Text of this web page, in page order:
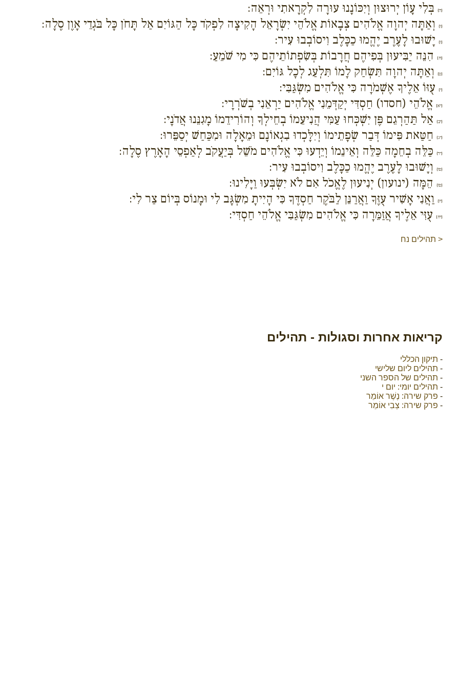
{ה} בְּלִי עָוֹן יְרוּצוּן וְיִכּוֹנָנוּ עוּרָה לִקְרָאתִי וּרְאֵה:
{ו} וְאַתָּה יְהוָה אֱלֹהִים צְבָאוֹת אֱלֹהֵי יִשְׂרָאֵל הָקִיצָה לִפְקֹד כָּל הַגּוֹיִם אַל תָּחֹן כָּל בֹּגְדֵי אָוֶן סֶלָה:
{ז} יָשׁוּבוּ לָעֶרֶב יֶהֱמוּ כַכָּלֶב וִיסוֹבְבוּ עִיר:
{ח} הִנֵּה יַבִּיעוּן בְּפִיהֶם חֲרָבוֹת בְּשִׂפְתוֹתֵיהֶם כִּי מִי שֹׁמֵעַ:
{ט} וְאַתָּה יְהוָה תִּשְׂחַק לָמוֹ תִּלְעַג לְכָל גּוֹיִם:
{י} עֻזּוֹ אֵלֶיךָ אֶשְׁמֹרָה כִּי אֱלֹהִים מִשְׂגַּבִּי:
{יא} אֱלֹהֵי (חסדו) חַסְדִּי יְקַדְּמֵנִי אֱלֹהִים יַרְאֵנִי בְשֹׁרְרָי:
{יב} אַל תַּהַרְגֵם פֶּן יִשְׁכְּחוּ עַמִּי הֲנִיעֵמוֹ בְחֵילְךָ וְהוֹרִידֵמוֹ מָגִנֵּנוּ אֲדֹנָי:
{יג} חַטַּאת פִּימוֹ דְּבַר שְׂפָתֵימוֹ וְיִלָּכְדוּ בִגְאוֹנָם וּמֵאָלָה וּמִכַּחַשׁ יְסַפֵּרוּ:
{יד} כַּלֵּה בְחֵמָה כַּלֵּה וְאֵינֵמוֹ וְיֵדְעוּ כִּי אֱלֹהִים מֹשֵׁל בְּיַעֲקֹב לְאַפְסֵי הָאָרֶץ סֶלָה:
{טו} וְיָשׁוּבוּ לָעֶרֶב יֶהֱמוּ כַכָּלֶב וִיסוֹבְבוּ עִיר:
{טז} הֵמָּה (ינועון) יְנִיעוּן לֶאֱכֹל אִם לֹא יִשְׂבְּעוּ וַיָּלִינוּ:
{יז} וַאֲנִי אָשִׁיר עֻזֶּךָ וַאֲרַנֵּן לַבֹּקֶר חַסְדֶּךָ כִּי הָיִיתָ מִשְׂגָּב לִי וּמָנוֹס בְּיוֹם צַר לִי:
{יח} עֻזִּי אֵלֶיךָ אֲזַמֵּרָה כִּי אֱלֹהִים מִשְׂגַּבִּי אֱלֹהֵי חַסְדִּי:
< תהילים נח
קריאות אחרות וסגולות - תהילים
- תיקון הכללי
- תהילים ליום שלישי
- תהילים של הספר השני
- תהילים יומי: יום י
- פרק שירה: נֶשֶׁר אוֹמֵר
- פרק שירה: צְבִי אוֹמֵר